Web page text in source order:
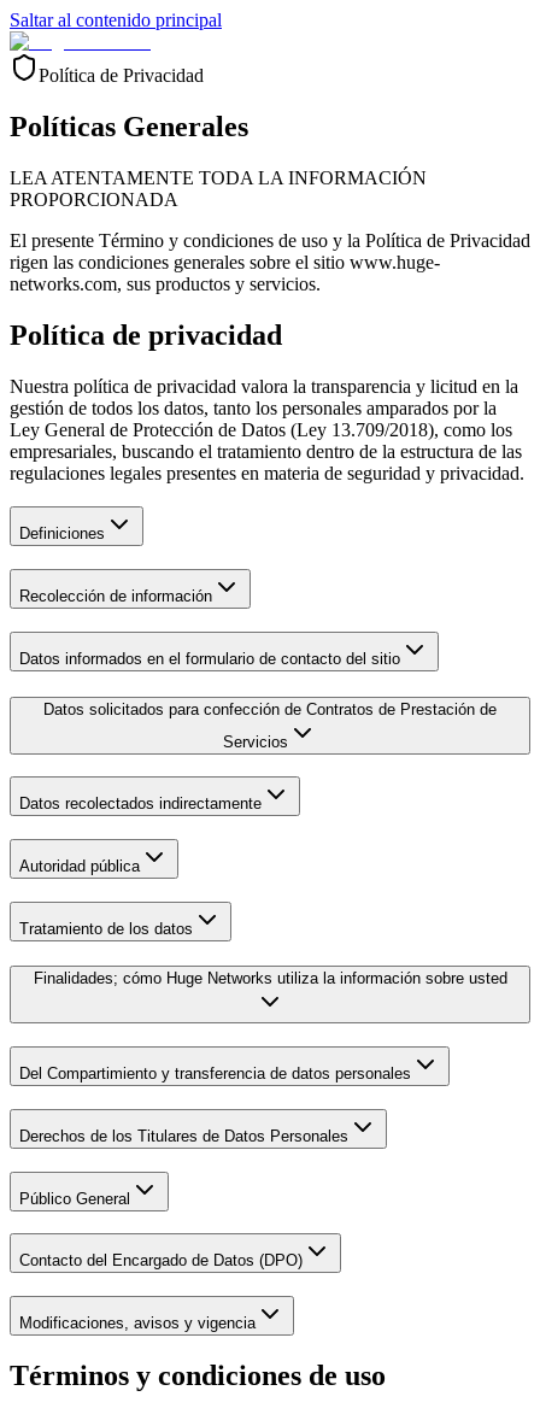
Saltar al contenido principal
Política de Privacidad
Políticas Generales
LEA ATENTAMENTE TODA LA INFORMACIÓN
PROPORCIONADA
El presente Término y condiciones de uso y la Política de Privacidad
rigen las condiciones generales sobre el sitio www.huge-
networks.com, sus productos y servicios.
Política de privacidad
Nuestra política de privacidad valora la transparencia y licitud en la
gestión de todos los datos, tanto los personales amparados por la
Ley General de Protección de Datos (Ley 13.709/2018), como los
empresariales, buscando el tratamiento dentro de la estructura de las
regulaciones legales presentes en materia de seguridad y privacidad.
Definiciones
Recolección de información
Datos informados en el formulario de contacto del sitio
Datos solicitados para confección de Contratos de Prestación de
Servicios
Datos recolectados indirectamente
Autoridad pública
Tratamiento de los datos
Finalidades; cómo Huge Networks utiliza la información sobre usted
Del Compartimiento y transferencia de datos personales
Derechos de los Titulares de Datos Personales
Público General
Contacto del Encargado de Datos (DPO)
Modificaciones, avisos y vigencia
Términos y condiciones de uso